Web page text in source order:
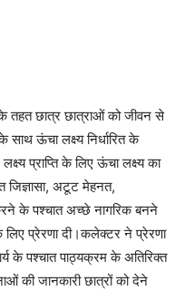
तहत छात्र छात्राओं को जीवन से
ऊंचा लक्ष्य निर्धारित के
प्राप्ति के लिए ऊंचा लक्ष्य का
जिज्ञासा, अटूट मेहनत,
के पश्चात अच्छे नागरिक बनने
प्रेरणा दी।कलेक्टर ने प्रेरणा
के पश्चात पाठ्यक्रम के अतिरिक्त
की जानकारी छात्रों को देने